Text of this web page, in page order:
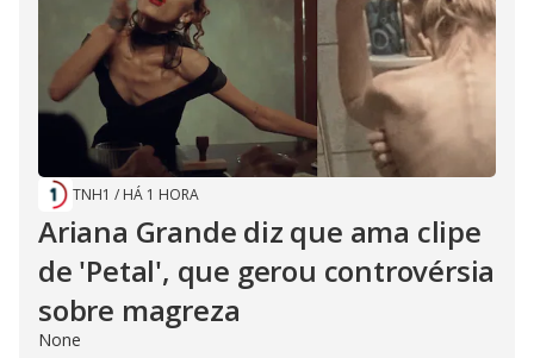
TNH1 / HÁ 1 HORA
Ariana Grande diz que ama clipe
de 'Petal', que gerou controvérsia
sobre magreza
None